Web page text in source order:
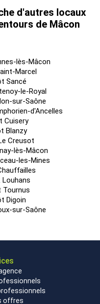
d'autres locaux
de Mâcon
lès-Mâcon
Marcel
Sancé
le-Royal
sur-Saône
d'Ancelles
Cuisery
Blanzy
Creusot
lès-Mâcon
les-Mines
Tournus
Digoin
sur-Saône
offres